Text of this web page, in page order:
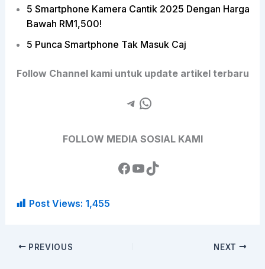
5 Smartphone Kamera Cantik 2025 Dengan Harga
Bawah RM1,500!
5 Punca Smartphone Tak Masuk Caj
Follow Channel kami untuk update artikel terbaru
FOLLOW MEDIA SOSIAL KAMI
Post Views: 1,455
PREVIOUS NEXT